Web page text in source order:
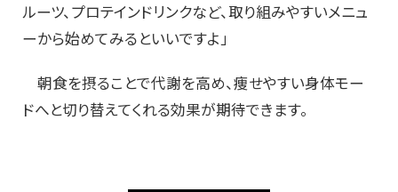
ルーツ、プロテインドリンクなど、取り組みやすいメニュ
ーから始めてみるといいですよ」
朝食を摂ることで代謝を高め、痩せやすい身体モー
ドへと切り替えてくれる効果が期待できます。